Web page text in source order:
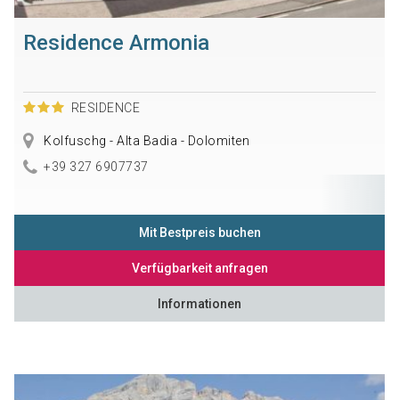
Residence Armonia
RESIDENCE
Kolfuschg - Alta Badia - Dolomiten
+39 327 6907737
Mit Bestpreis buchen
Verfügbarkeit anfragen
Informationen